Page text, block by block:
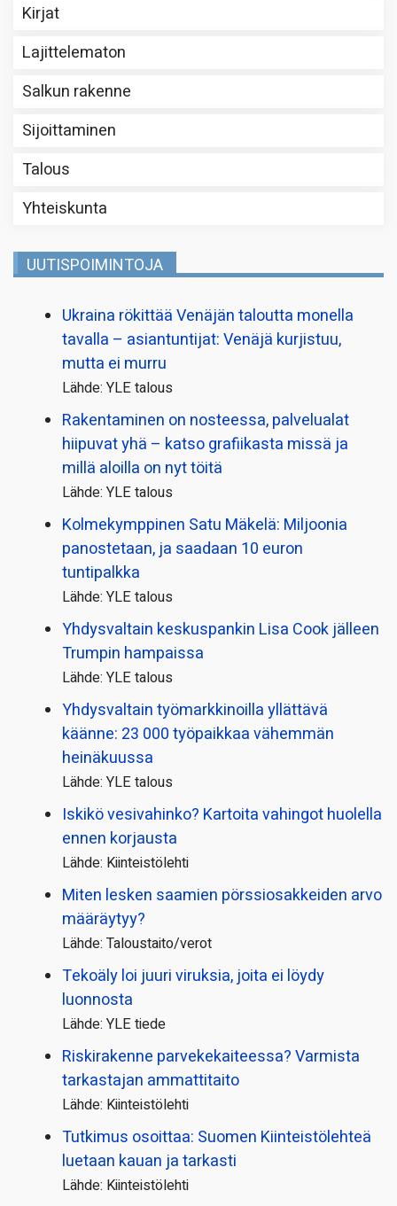
Kirjat
Lajittelematon
Salkun rakenne
Sijoittaminen
Talous
Yhteiskunta
UUTISPOIMINTOJA
Ukraina rökittää Venäjän taloutta monella
tavalla – asiantuntijat: Venäjä kurjistuu,
mutta ei murru
Lähde: YLE talous
Rakentaminen on nosteessa, palvelualat
hiipuvat yhä – katso grafiikasta missä ja
millä aloilla on nyt töitä
Lähde: YLE talous
Kolmekymppinen Satu Mäkelä: Miljoonia
panostetaan, ja saadaan 10 euron
tuntipalkka
Lähde: YLE talous
Yhdysvaltain keskuspankin Lisa Cook jälleen
Trumpin hampaissa
Lähde: YLE talous
Yhdysvaltain työmarkkinoilla yllättävä
käänne: 23 000 työpaikkaa vähemmän
heinäkuussa
Lähde: YLE talous
Iskikö vesivahinko? Kartoita vahingot huolella
ennen korjausta
Lähde: Kiinteistölehti
Miten lesken saamien pörssi­osakkeiden arvo
määräytyy?
Lähde: Taloustaito/verot
Tekoäly loi juuri viruksia, joita ei löydy
luonnosta
Lähde: YLE tiede
Riskirakenne parvekekaiteessa? Varmista
tarkastajan ammattitaito
Lähde: Kiinteistölehti
Tutkimus osoittaa: Suomen Kiinteistölehteä
luetaan kauan ja tarkasti
Lähde: Kiinteistölehti